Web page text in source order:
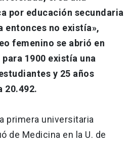
por educación secundaria
entonces no existía»,
femenino se abrió en
1900 existía una
y 25 años
20.492.
primera universitaria
de Medicina en la U. de